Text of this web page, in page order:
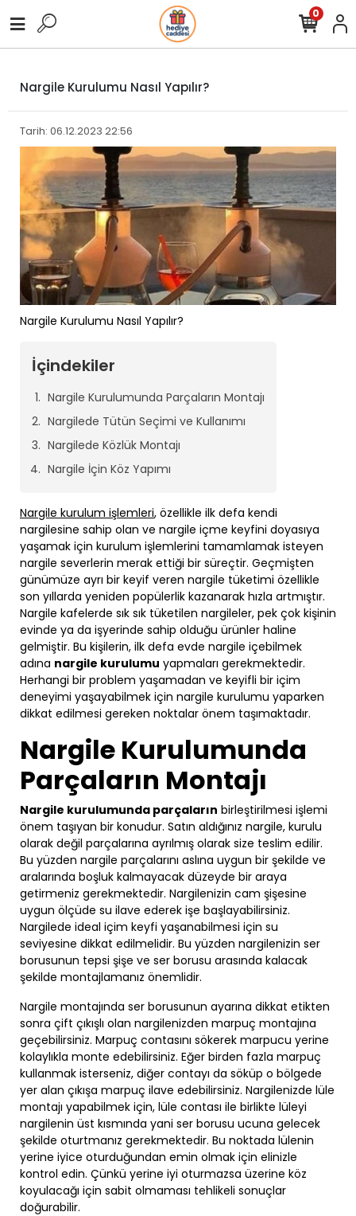
0
Nargile Kurulumu Nasıl Yapılır?
Tarih: 06.12.2023 22:56
Nargile Kurulumu Nasıl Yapılır?
İçindekiler
Nargile Kurulumunda Parçaların Montajı
Nargilede Tütün Seçimi ve Kullanımı
Nargilede Közlük Montajı
Nargile İçin Köz Yapımı
Nargile kurulum işlemleri, özellikle ilk defa kendi
nargilesine sahip olan ve nargile içme keyfini doyasıya
yaşamak için kurulum işlemlerini tamamlamak isteyen
nargile severlerin merak ettiği bir süreçtir. Geçmişten
günümüze ayrı bir keyif veren nargile tüketimi özellikle
son yıllarda yeniden popülerlik kazanarak hızla artmıştır.
Nargile kafelerde sık sık tüketilen nargileler, pek çok kişinin
evinde ya da işyerinde sahip olduğu ürünler haline
gelmiştir. Bu kişilerin, ilk defa evde nargile içebilmek
adına nargile kurulumu yapmaları gerekmektedir.
Herhangi bir problem yaşamadan ve keyifli bir içim
deneyimi yaşayabilmek için nargile kurulumu yaparken
dikkat edilmesi gereken noktalar önem taşımaktadır.
Nargile Kurulumunda
Parçaların Montajı
Nargile kurulumunda parçaların birleştirilmesi işlemi
önem taşıyan bir konudur. Satın aldığınız nargile, kurulu
olarak değil parçalarına ayrılmış olarak size teslim edilir.
Bu yüzden nargile parçalarını aslına uygun bir şekilde ve
aralarında boşluk kalmayacak düzeyde bir araya
getirmeniz gerekmektedir. Nargilenizin cam şişesine
uygun ölçüde su ilave ederek işe başlayabilirsiniz.
Nargilede ideal içim keyfi yaşanabilmesi için su
seviyesine dikkat edilmelidir. Bu yüzden nargilenizin ser
borusunun tepsi şişe ve ser borusu arasında kalacak
şekilde montajlamanız önemlidir.
Nargile montajında ser borusunun ayarına dikkat etikten
sonra çift çıkışlı olan nargilenizden marpuç montajına
geçebilirsiniz. Marpuç contasını sökerek marpucu yerine
kolaylıkla monte edebilirsiniz. Eğer birden fazla marpuç
kullanmak isterseniz, diğer contayı da söküp o bölgede
yer alan çıkışa marpuç ilave edebilirsiniz. Nargilenizde lüle
montajı yapabilmek için, lüle contası ile birlikte lüleyi
nargilenin üst kısmında yani ser borusu ucuna gelecek
şekilde oturtmanız gerekmektedir. Bu noktada lülenin
yerine iyice oturduğundan emin olmak için elinizle
kontrol edin. Çünkü yerine iyi oturmazsa üzerine köz
koyulacağı için sabit olmaması tehlikeli sonuçlar
doğurabilir.